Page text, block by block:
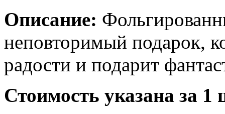
Описание:
неповторимый подарок,
радости и подарит
Стоимость указана за 1